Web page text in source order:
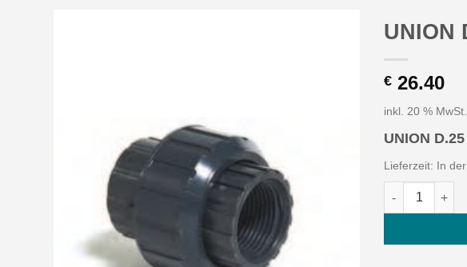
UNION
€ 26.40
inkl. 20 % MwSt.
UNION
Lieferzeit: In
UNION D.25